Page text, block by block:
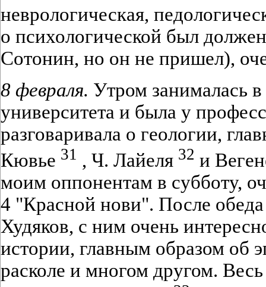
неврологическая,
о психологической был
Сотонин, но он не пришел),
8 февраля. Утром занималась
университета и была у
разговаривала о геологии,
Кювье 31 , Ч. Лайеля 32 и
моим оппонентам в субботу,
4 "Красной нови". После
Худяков, с ним очень
истории, главным образом об
расколе и многом другом.